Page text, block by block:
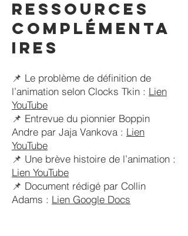
Ressources
complémenta
ires
📌 Le problème de définition de
l’animation selon Clocks Tkin : Lien
YouTube
📌 Entrevue du pionnier Boppin
Andre par Jaja Vankova : Lien
YouTube
📌 Une brève histoire de l’animation :
Lien YouTube
📌 Document rédigé par Collin
Adams : Lien Google Docs